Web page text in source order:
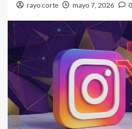
rayo corte mayo 7, 2026 0